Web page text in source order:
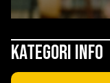
Kategori Info